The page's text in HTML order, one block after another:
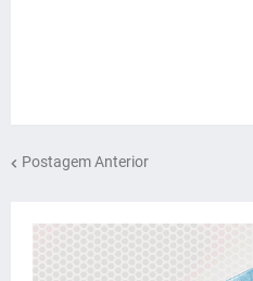
Postagem Anterior